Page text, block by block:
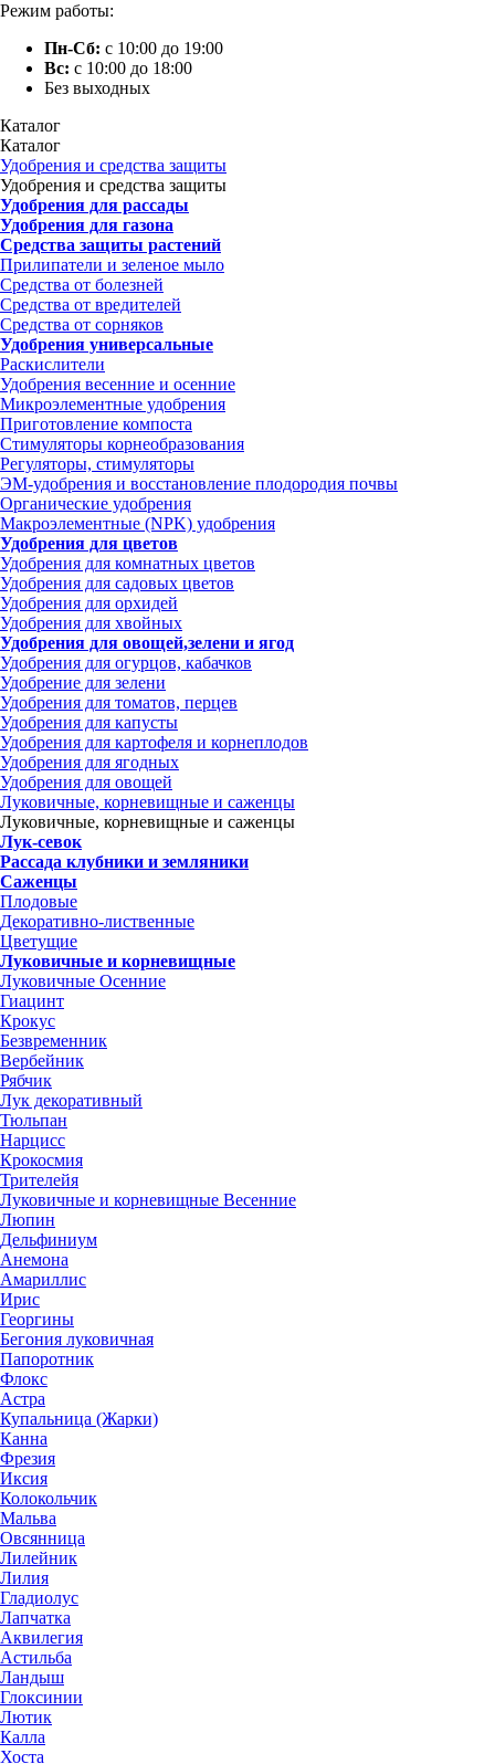
Режим работы:
Пн-Сб: с 10:00 до 19:00
Вс: с 10:00 до 18:00
Без выходных
Каталог
Каталог
Удобрения и средства защиты
Удобрения и средства защиты
Удобрения для рассады
Удобрения для газона
Средства защиты растений
Прилипатели и зеленое мыло
Средства от болезней
Средства от вредителей
Средства от сорняков
Удобрения универсальные
Раскислители
Удобрения весенние и осенние
Микроэлементные удобрения
Приготовление компоста
Стимуляторы корнеобразования
Регуляторы, стимуляторы
ЭМ-удобрения и восстановление плодородия почвы
Органические удобрения
Макроэлементные (NPK) удобрения
Удобрения для цветов
Удобрения для комнатных цветов
Удобрения для садовых цветов
Удобрения для орхидей
Удобрения для хвойных
Удобрения для овощей,зелени и ягод
Удобрения для огурцов, кабачков
Удобрение для зелени
Удобрения для томатов, перцев
Удобрения для капусты
Удобрения для картофеля и корнеплодов
Удобрения для ягодных
Удобрения для овощей
Луковичные, корневищные и саженцы
Луковичные, корневищные и саженцы
Лук-севок
Рассада клубники и земляники
Саженцы
Плодовые
Декоративно-лиственные
Цветущие
Луковичные и корневищные
Луковичные Осенние
Гиацинт
Крокус
Безвременник
Вербейник
Рябчик
Лук декоративный
Тюльпан
Нарцисс
Крокосмия
Трителейя
Луковичные и корневищные Весенние
Люпин
Дельфиниум
Анемона
Амариллис
Ирис
Георгины
Бегония луковичная
Папоротник
Флокс
Астра
Купальница (Жарки)
Канна
Фрезия
Иксия
Колокольчик
Мальва
Овсянница
Лилейник
Лилия
Гладиолус
Лапчатка
Аквилегия
Астильба
Ландыш
Глоксинии
Лютик
Калла
Хоста